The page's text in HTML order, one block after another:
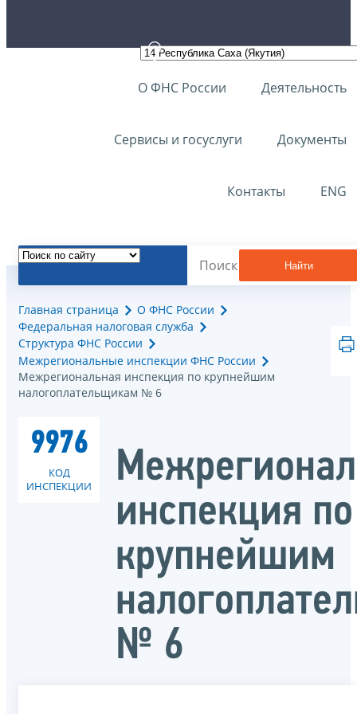
О ФНС России Деятельность
Сервисы и госуслуги Документы
Контакты ENG
Найти
Главная страница
О ФНС России
Федеральная налоговая служба
Структура ФНС России
Межрегиональные инспекции ФНС России
Межрегиональная инспекция по крупнейшим
налогоплательщикам № 6
9976
КОД
ИНСПЕКЦИИ
инспекция по
крупнейшим
№ 6